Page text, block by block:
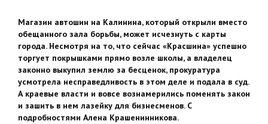
Магазин автошин на Калинина, который открыли вместо
обещанного зала борьбы, может исчезнуть с карты
города. Несмотря на то, что сейчас «Красшина» успешно
торгует покрышками прямо возле школы, а владелец
законно выкупил землю за бесценок, прокуратура
усмотрела несправедливость в этом деле и подала в суд.
А краевые власти и вовсе вознамерились поменять закон
и зашить в нем лазейку для бизнесменов. С
подробностями Алена Крашенинникова.